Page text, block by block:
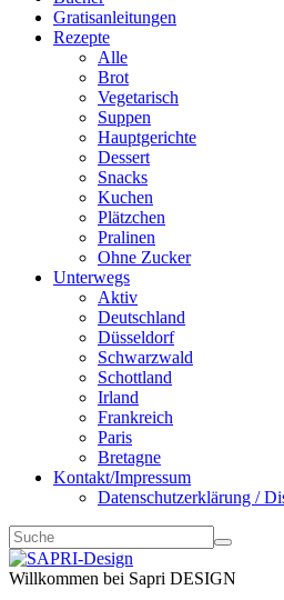
Gratisanleitungen
Rezepte
Alle
Brot
Vegetarisch
Suppen
Hauptgerichte
Dessert
Snacks
Kuchen
Plätzchen
Pralinen
Ohne Zucker
Unterwegs
Aktiv
Deutschland
Düsseldorf
Schwarzwald
Schottland
Irland
Frankreich
Paris
Bretagne
Kontakt/Impressum
Datenschutzerklärung /
Willkommen bei Sapri DESIGN